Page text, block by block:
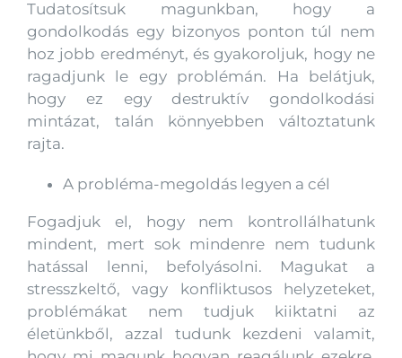
Tudatosítsuk magunkban, hogy a
gondolkodás egy bizonyos ponton túl nem
hoz jobb eredményt, és gyakoroljuk, hogy ne
ragadjunk le egy problémán. Ha belátjuk,
hogy ez egy destruktív gondolkodási
mintázat, talán könnyebben változtatunk
rajta.
A probléma-megoldás legyen a cél
Fogadjuk el, hogy nem kontrollálhatunk
mindent, mert sok mindenre nem tudunk
hatással lenni, befolyásolni. Magukat a
stresszkeltő, vagy konfliktusos helyzeteket,
problémákat nem tudjuk kiiktatni az
életünkből, azzal tudunk kezdeni valamit,